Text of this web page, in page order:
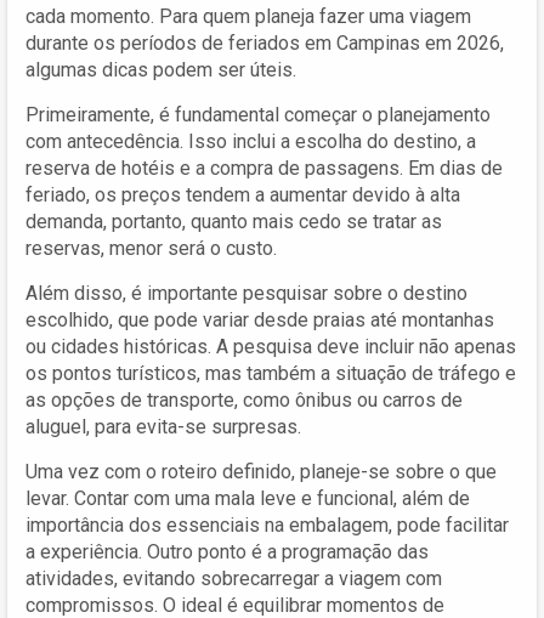
cada momento. Para quem planeja fazer uma viagem
durante os períodos de feriados em Campinas em 2026,
algumas dicas podem ser úteis.
Primeiramente, é fundamental começar o planejamento
com antecedência. Isso inclui a escolha do destino, a
reserva de hotéis e a compra de passagens. Em dias de
feriado, os preços tendem a aumentar devido à alta
demanda, portanto, quanto mais cedo se tratar as
reservas, menor será o custo.
Além disso, é importante pesquisar sobre o destino
escolhido, que pode variar desde praias até montanhas
ou cidades históricas. A pesquisa deve incluir não apenas
os pontos turísticos, mas também a situação de tráfego e
as opções de transporte, como ônibus ou carros de
aluguel, para evita-se surpresas.
Uma vez com o roteiro definido, planeje-se sobre o que
levar. Contar com uma mala leve e funcional, além de
importância dos essenciais na embalagem, pode facilitar
a experiência. Outro ponto é a programação das
atividades, evitando sobrecarregar a viagem com
compromissos. O ideal é equilibrar momentos de